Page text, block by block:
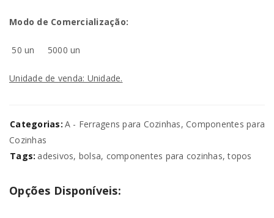
Modo de Comercialização:
50 un 5000 un
Unidade de venda: Unidade.
Categorias: A - Ferragens para Cozinhas, Componentes para
Cozinhas
Tags: adesivos, bolsa, componentes para cozinhas,topos
Opções Disponíveis: